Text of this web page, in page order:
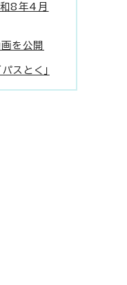
8年4月
を公開
スとく」